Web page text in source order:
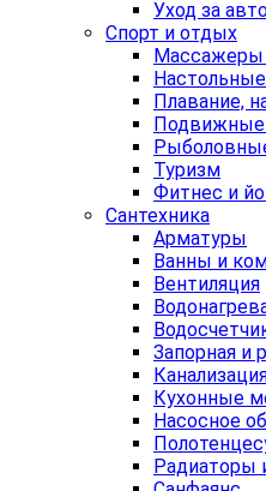
Уход за
Спорт и отдых
Массажеры
Плавание,
Подвижные
Туризм
Фитнес и
Сантехника
Арматуры
Ванны и
Вентиляция
Запорная и
Кухонные
Насосное
Радиаторы